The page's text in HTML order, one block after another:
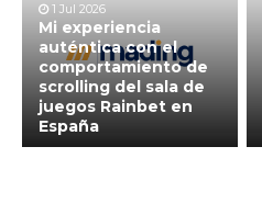
1 Jul 2026
Mi experiencia
auténtica con el
comportamiento de
scrolling del sala de
juegos Rainbet en
España